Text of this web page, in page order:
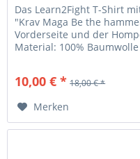
Das Learn2Fight T-Shirt
"Krav Maga Be the
Vorderseite und der
Material: 100%
10,00 € * 18,00 € *
Merken